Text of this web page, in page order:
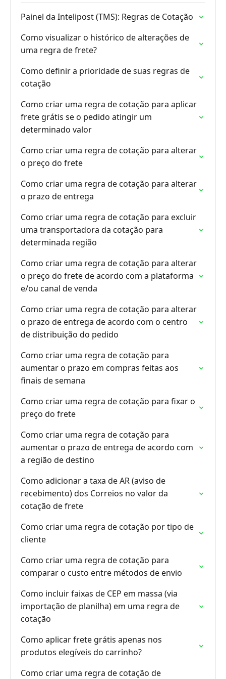
Painel da Intelipost (TMS): Regras de Cotação
Como visualizar o histórico de alterações de
uma regra de frete?
Como definir a prioridade de suas regras de
cotação
Como criar uma regra de cotação para aplicar
frete grátis se o pedido atingir um
determinado valor
Como criar uma regra de cotação para alterar
o preço do frete
Como criar uma regra de cotação para alterar
o prazo de entrega
Como criar uma regra de cotação para excluir
uma transportadora da cotação para
determinada região
Como criar uma regra de cotação para alterar
o preço do frete de acordo com a plataforma
e/ou canal de venda
Como criar uma regra de cotação para alterar
o prazo de entrega de acordo com o centro
de distribuição do pedido
Como criar uma regra de cotação para
aumentar o prazo em compras feitas aos
finais de semana
Como criar uma regra de cotação para fixar o
preço do frete
Como criar uma regra de cotação para
aumentar o prazo de entrega de acordo com
a região de destino
Como adicionar a taxa de AR (aviso de
recebimento) dos Correios no valor da
cotação de frete
Como criar uma regra de cotação por tipo de
cliente
Como criar uma regra de cotação para
comparar o custo entre métodos de envio
Como incluir faixas de CEP em massa (via
importação de planilha) em uma regra de
cotação
Como aplicar frete grátis apenas nos
produtos elegíveis do carrinho?
Como criar uma regra de cotação de